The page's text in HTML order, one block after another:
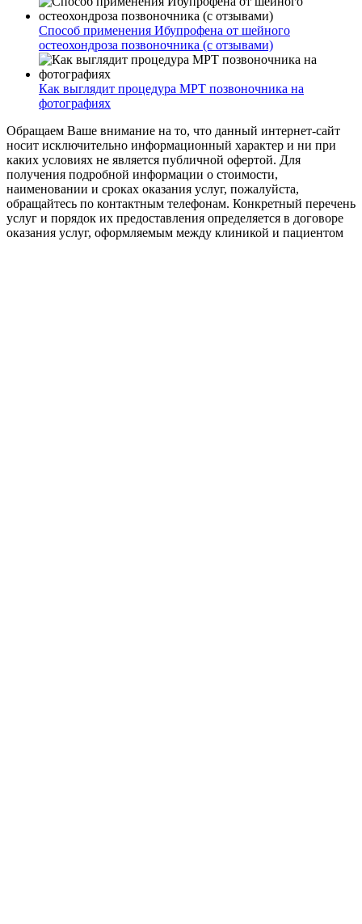
Способ применения Ибупрофена от шейного
остеохондроза позвоночника (с отзывами)
Как выглядит процедура МРТ позвоночника на
фотографиях
Обращаем Ваше внимание на то, что данный интернет-сайт
носит исключительно информационный характер и ни при
каких условиях не является публичной офертой. Для
получения подробной информации о стоимости,
наименовании и сроках оказания услуг, пожалуйста,
обращайтесь по контактным телефонам. Конкретный перечень
услуг и порядок их предоставления определяется в договоре
оказания услуг, оформляемым между клиникой и пациентом